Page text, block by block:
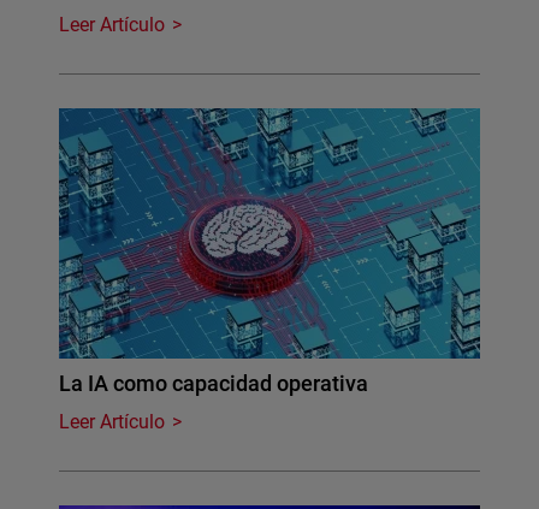
Leer Artículo
La IA como capacidad operativa
Leer Artículo